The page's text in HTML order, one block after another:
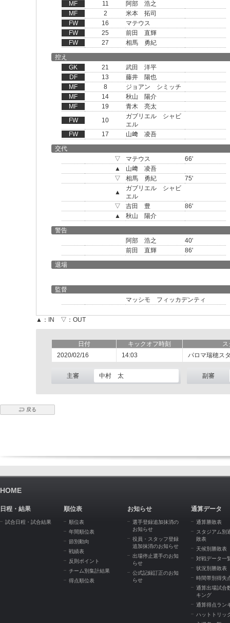
MF
11
阿部 浩之
MF
2
米本 拓司
FW
16
マテウス
FW
25
前田 直輝
FW
27
相馬 勇紀
控え
GK
21
武田 洋平
DF
13
藤井 陽也
MF
8
ジョアン シミッチ
MF
14
秋山 陽介
MF
19
青木 亮太
FW
10
ガブリエル シャビ
エル
FW
17
山﨑 凌吾
交代
▽
マテウス
66'
▲
山﨑 凌吾
▽
相馬 勇紀
75'
▲
ガブリエル シャビ
エル
▽
吉田 豊
86'
▲
秋山 陽介
警告
阿部 浩之
40'
前田 直輝
86'
退場
監督
マッシモ フィッカデンティ
▲：IN ▽：OUT
日付 キックオフ時刻
ス
2020/02/16
14:03 パロマ瑞穂ス
主審 中村 太 副審
戻る
HOME
日程・結果
試合日程・試合結果
順位表
順位表
年間順位表
節別動向
戦績表
反則ポイント
チーム別集計結果
得点順位表
お知らせ
選手登録追加抹消の
お知らせ
役員・スタッフ登録
追加抹消のお知らせ
出場停止選手のお知
らせ
公式記録訂正のお知
らせ
通算データ
通算勝敗表
スタジアム別
敗表
天候別勝敗表
対戦データ一
状況別勝敗表
時間帯別得失
通算出場試合
キング
通算得点ラン
ハットトリッ